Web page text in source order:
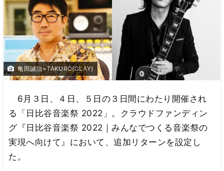
亀田誠治×TAKURO(GLAY)
6月３日、４日、５日の３日間にわたり開催され
る「日比谷音楽祭 2022」。クラウドファンディン
グ『日比谷音楽祭 2022｜みんなでつくる音楽祭の
実現へ向けて』において、追加リターンを設定し
た。